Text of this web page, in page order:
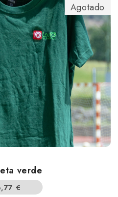
Agotado
verde
€